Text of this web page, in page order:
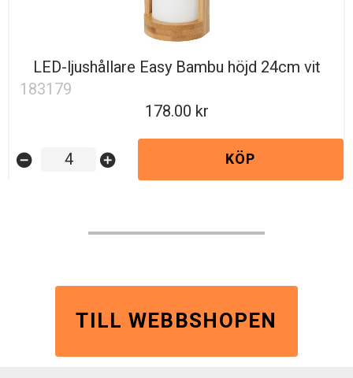
LED-ljushållare Easy Bambu höjd 24cm vit
183179
178.00
remove_circle add_circle KÖP
TILL WEBBSHOPEN